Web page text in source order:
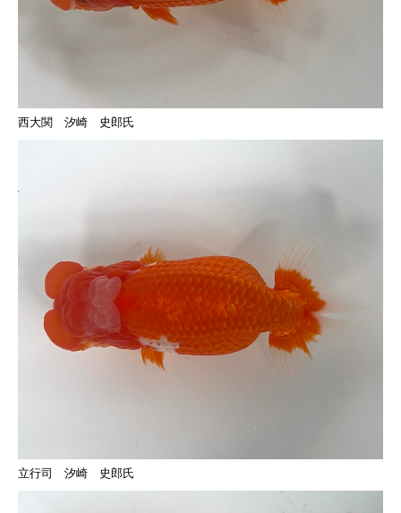
西大関 汐崎 史郎氏
立行司 汐崎 史郎氏